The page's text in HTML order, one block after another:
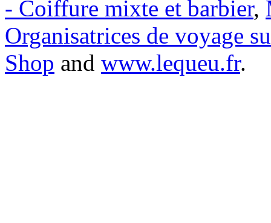
- Coiffure mixte et barbier,
Organisatrices de voyage
Shop and www.lequeu.fr.